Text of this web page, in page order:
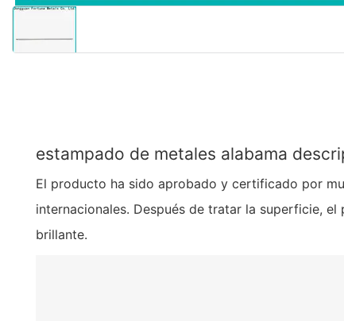
estampado de metales alabama
El producto ha sido aprobado y certificado por
internacionales. Después de tratar la superficie,
brillante.